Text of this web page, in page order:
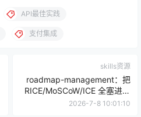
API最佳实践
支付集成
skills资源
roadmap-management：把
RICE/MoSCoW/ICE 全塞进一
个对话里
2026-7-8 10:01:10